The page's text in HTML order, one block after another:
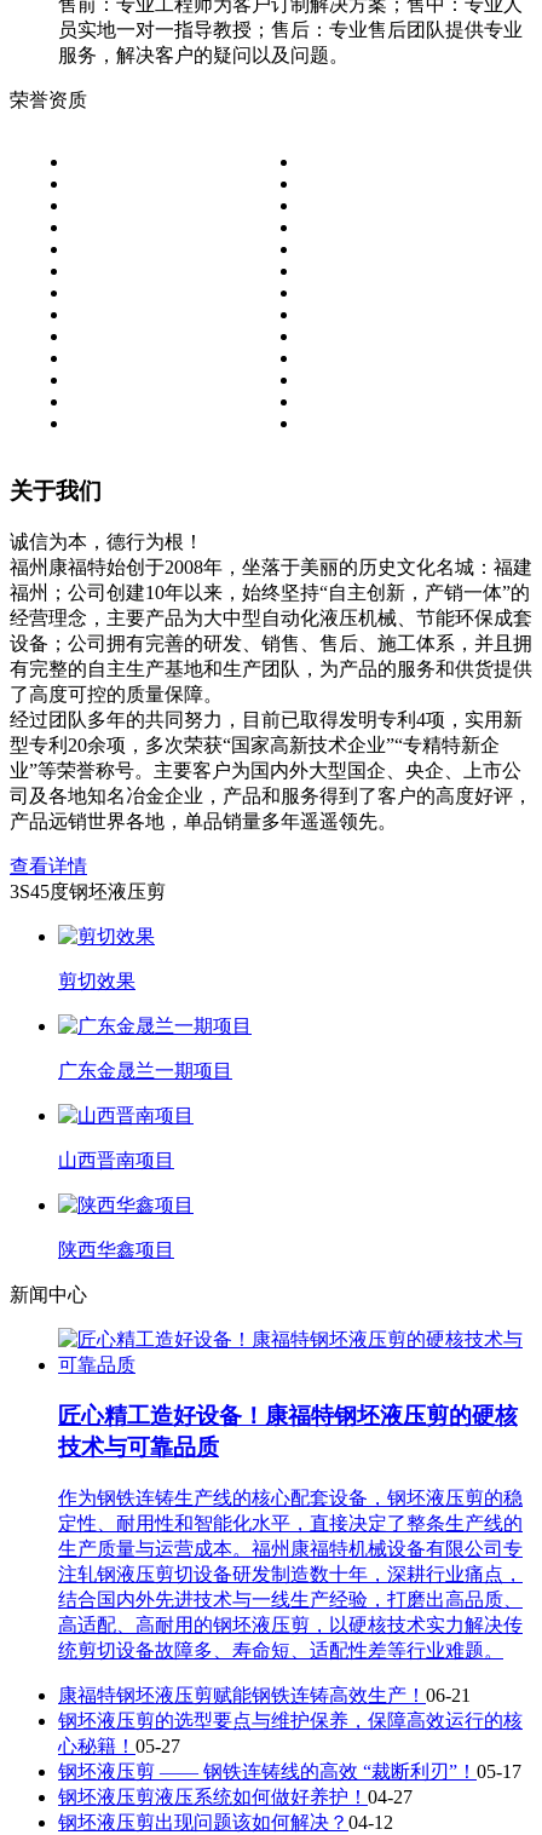
售前：专业工程师为客户订制解决方案；售中：专业人
员实地一对一指导教授；售后：专业售后团队提供专业
服务，解决客户的疑问以及问题。
荣誉资质
关于我们
诚信为本，德行为根！
福州康福特始创于2008年，坐落于美丽的历史文化名城：福建
福州；公司创建10年以来，始终坚持“自主创新，产销一体”的
经营理念，主要产品为大中型自动化液压机械、节能环保成套
设备；公司拥有完善的研发、销售、售后、施工体系，并且拥
有完整的自主生产基地和生产团队，为产品的服务和供货提供
了高度可控的质量保障。
经过团队多年的共同努力，目前已取得发明专利4项，实用新
型专利20余项，多次荣获“国家高新技术企业”“专精特新企
业”等荣誉称号。主要客户为国内外大型国企、央企、上市公
司及各地知名冶金企业，产品和服务得到了客户的高度好评，
产品远销世界各地，单品销量多年遥遥领先。
查看详情
3S45度钢坯液压剪
剪切效果
广东金晟兰一期项目
山西晋南项目
陕西华鑫项目
新闻中心
匠心精工造好设备！康福特钢坯液压剪的硬核
技术与可靠品质
作为钢铁连铸生产线的核心配套设备，钢坯液压剪的稳
定性、耐用性和智能化水平，直接决定了整条生产线的
生产质量与运营成本。福州康福特机械设备有限公司专
注轧钢液压剪切设备研发制造数十年，深耕行业痛点，
结合国内外先进技术与一线生产经验，打磨出高品质、
高适配、高耐用的钢坯液压剪，以硬核技术实力解决传
统剪切设备故障多、寿命短、适配性差等行业难题。
康福特钢坯液压剪赋能钢铁连铸高效生产！ 06-21
钢坯液压剪的选型要点与维护保养，保障高效运行的核
心秘籍！ 05-27
钢坯液压剪 —— 钢铁连铸线的高效 “裁断利刃”！ 05-17
钢坯液压剪液压系统如何做好养护！ 04-27
钢坯液压剪出现问题该如何解决？ 04-12